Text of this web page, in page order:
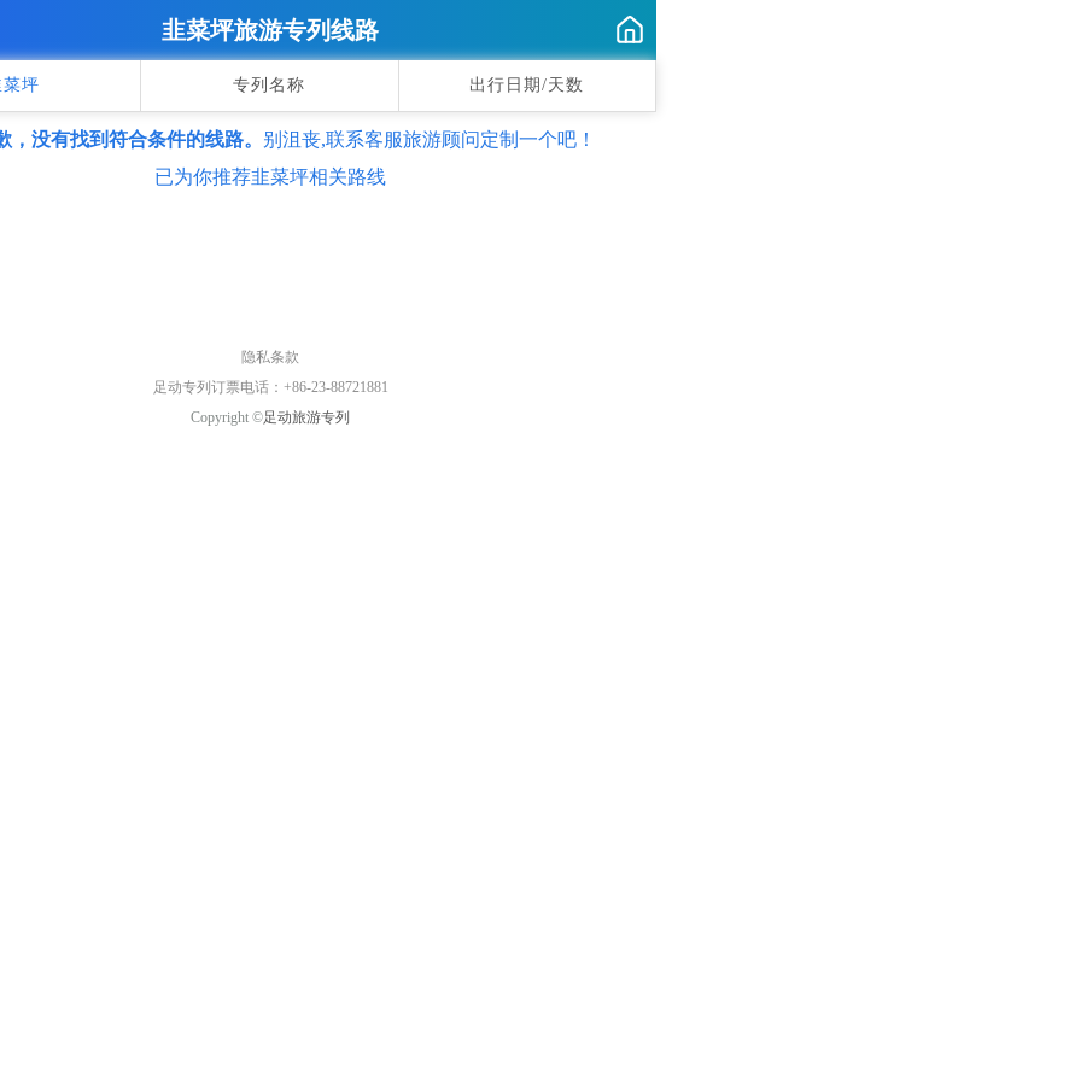
韭菜坪旅游专列线路
菜坪 专列名称 出行日期/天数
，没有找到符合条件的线路。 别沮丧,联系客服旅游顾问定制一个吧！
已为你推荐韭菜坪相关路线
隐私条款
足动专列订票电话：+86-23-88721881
Copyright ©足动旅游专列